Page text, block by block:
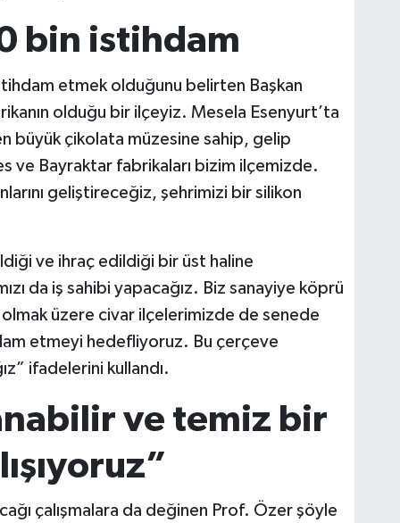
bin istihdam
etmek olduğunu belirten Başkan
olduğu bir ilçeyiz. Mesela Esenyurt’ta
büyük çikolata müzesine sahip, gelip
ve Bayraktar fabrikaları bizim ilçemizde.
geliştireceğiz, şehrimizi bir silikon
ve ihraç edildiği bir üst haline
da iş sahibi yapacağız. Biz sanayiye köprü
üzere civar ilçelerimizde de senede
etmeyi hedefliyoruz. Bu çerçeve
ifadelerini kullandı.
ve temiz bir
çalışmalara da değinen Prof. Özer şöyle